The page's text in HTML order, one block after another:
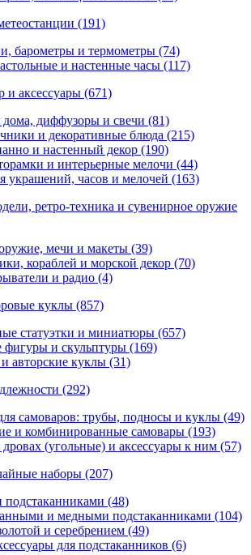
(191)
барометры и термометры (74)
и настенные часы (117)
и аксессуары (671)
диффузоры и свечи (81)
и декоративные блюда (215)
и настенный декор (190)
и интерьерные мелочи (44)
украшений, часов и мелочей (163)
ретро-техника и сувенирное оружие
мечи и макеты (39)
кораблей и морской декор (70)
и радио (4)
куклы (857)
статуэтки и миниатюры (657)
фигуры и скульптуры (169)
авторские куклы (31)
(292)
самоваров: трубы, подносы и куклы (49)
и комбинированные самовары (193)
(угольные) и аксессуары к ним (57)
наборы (207)
(48)
и медными подстаканниками (104)
и серебрением (49)
для подстаканников (6)